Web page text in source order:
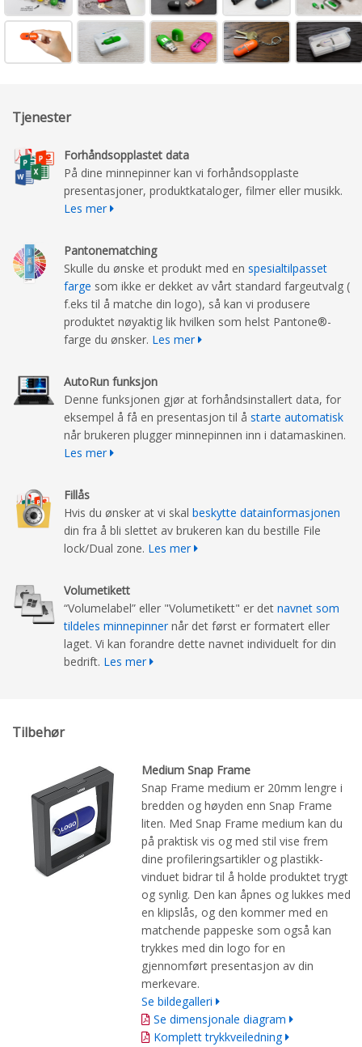
Tjenester
Forhåndsopplastet data
På dine minnepinner kan vi forhåndsopplaste
presentasjoner, produktkataloger, filmer eller musikk.
Les mer
Pantonematching
Skulle du ønske et produkt med en spesialtilpasset
farge som ikke er dekket av vårt standard fargeutvalg (
f.eks til å matche din logo), så kan vi produsere
produktet nøyaktig lik hvilken som helst Pantone®-
farge du ønsker. Les mer
AutoRun funksjon
Denne funksjonen gjør at forhåndsinstallert data, for
eksempel å få en presentasjon til å starte automatisk
når brukeren plugger minnepinnen inn i datamaskinen.
Les mer
Fillås
Hvis du ønsker at vi skal beskytte datainformasjonen
din fra å bli slettet av brukeren kan du bestille File
lock/Dual zone. Les mer
Volumetikett
“Volumelabel” eller "Volumetikett" er det navnet som
tildeles minnepinner når det først er formatert eller
laget. Vi kan forandre dette navnet individuelt for din
bedrift. Les mer
Tilbehør
Medium Snap Frame
Snap Frame medium er 20mm lengre i
bredden og høyden enn Snap Frame
liten. Med Snap Frame medium kan du
på praktisk vis og med stil vise frem
dine profileringsartikler og plastikk-
vinduet bidrar til å holde produktet trygt
og synlig. Den kan åpnes og lukkes med
en klipslås, og den kommer med en
matchende pappeske som også kan
trykkes med din logo for en
gjennomført presentasjon av din
merkevare.
Se bildegalleri
Se dimensjonale diagram
Komplett trykkveiledning